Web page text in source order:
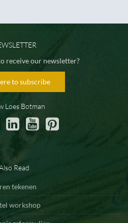
receive our newsletter?
to subscribe
Loes Botman
Read
tekenen
workshop